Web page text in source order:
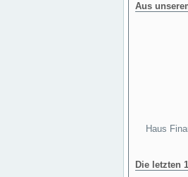
Aus
Haus
Die letzten